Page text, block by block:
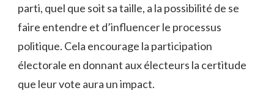
⁣parti, ‍quel que soit sa taille, ‌a la possibilité de se
faire ‍entendre et d’influencer ‍le processus
⁤politique. Cela encourage⁢ la⁣ participation
électorale⁤ en ​donnant aux électeurs ​la certitude
que ⁢leur ‌vote aura un impact.